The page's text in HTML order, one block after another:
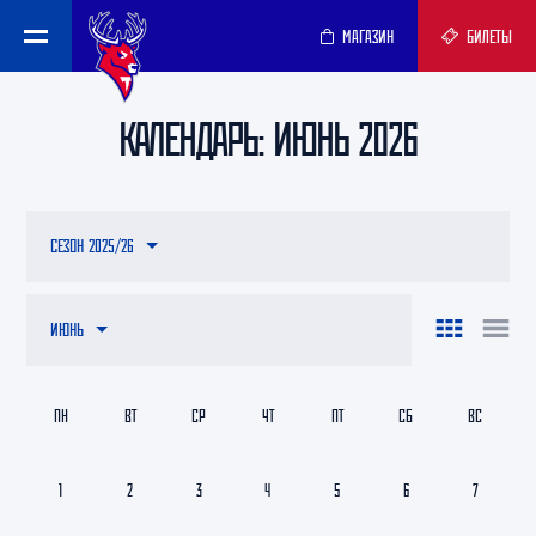
МАГАЗИН БИЛЕТЫ
КАЛЕНДАРЬ: ИЮНЬ 2026
ИЮНЬ
СЕЗОН 2025/26
1 2 3 4 5 6 7
ПН ВТ СР ЧТ ПТ СБ ВС